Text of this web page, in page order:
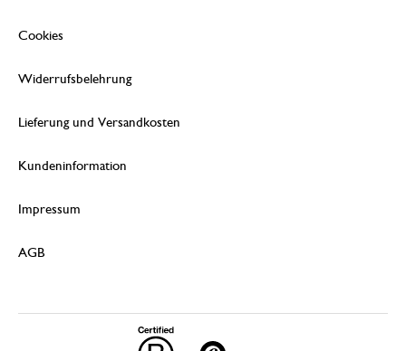
Cookies
Widerrufsbelehrung
Lieferung und Versandkosten
Kundeninformation
Impressum
AGB